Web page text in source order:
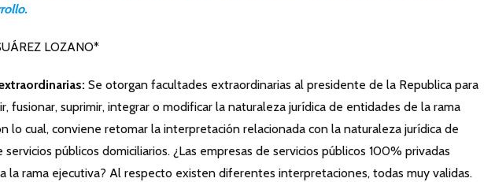
LOZANO*
Se otorgan facultades extraordinarias al presidente de la Republica para
fusionar, suprimir, integrar o modificar la naturaleza jurídica de entidades de la rama
lo cual, conviene retomar la interpretación relacionada con la naturaleza jurídica de
servicios públicos domiciliarios. ¿Las empresas de servicios públicos 100% privadas
la rama ejecutiva? Al respecto existen diferentes interpretaciones, todas muy validas.